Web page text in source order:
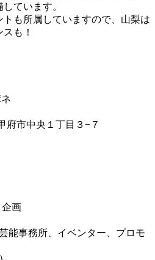
ています。
も所属していますので、山梨は
も！
府市中央１丁目３−７
画
能事務所、イベンター、プロモ